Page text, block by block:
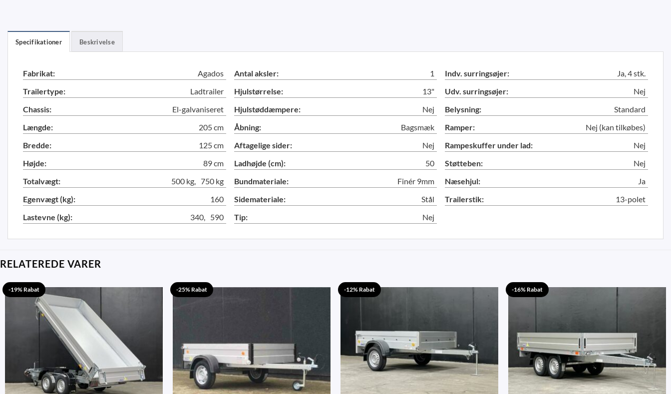
Specifikationer Beskrivelse
Fabrikat:
Agados
Trailertype:
Ladtrailer
Chassis:
El-galvaniseret
Længde:
205 cm
Bredde:
125 cm
Højde:
89 cm
Totalvægt:
500 kg
750 kg
Egenvægt (kg):
160
Lastevne (kg):
340 590
Antal aksler:
1
Hjulstørrelse:
13"
Hjulstøddæmpere:
Nej
Åbning:
Bagsmæk
Aftagelige sider:
Nej
Ladhøjde (cm):
50
Bundmateriale:
Finér 9mm
Sidemateriale:
Stål
Tip:
Nej
Indv. surringsøjer:
Ja, 4 stk.
Udv. surringsøjer:
Nej
Belysning:
Standard
Ramper:
Nej (kan tilkøbes)
Rampeskuffer under lad:
Nej
Støtteben:
Nej
Næsehjul:
Ja
Trailerstik:
13-polet
RELATEREDE VARER
-19% Rabat -25% Rabat -12% Rabat -16% Rabat